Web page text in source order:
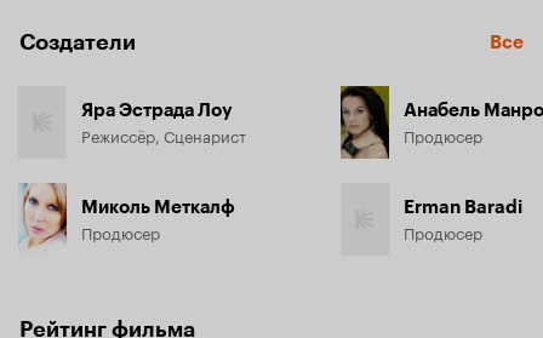
Создатели Все
Яра Эстрада Лоу
Режиссёр, Сценарист
Миколь Меткалф
Продюсер
Анабель Манро
Продюсер
Erman Baradi
Продюсер
Рейтинг фильма